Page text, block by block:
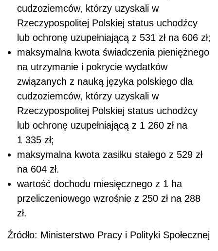
cudzoziemców, którzy uzyskali w
Rzeczypospolitej Polskiej status uchodźcy
lub ochronę uzupełniającą z 531 zł na 606 zł;
maksymalna kwota świadczenia pieniężnego
na utrzymanie i pokrycie wydatków
związanych z nauką języka polskiego dla
cudzoziemców, którzy uzyskali w
Rzeczypospolitej Polskiej status uchodźcy
lub ochronę uzupełniającą z 1 260 zł na
1 335 zł;
maksymalna kwota zasiłku stałego z 529 zł
na 604 zł.
wartość dochodu miesięcznego z 1 ha
przeliczeniowego wzrośnie z 250 zł na 288
zł.
Źródło: Ministerstwo Pracy i Polityki Społecznej